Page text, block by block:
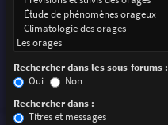
Rechercher dans les sous-forums :
Oui
Non
Rechercher dans :
Titres et messages